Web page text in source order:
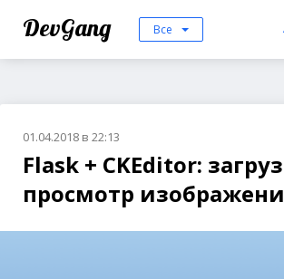
DevGang Все
01.04.2018 в 22:13
Flask + CKEditor:
просмотр